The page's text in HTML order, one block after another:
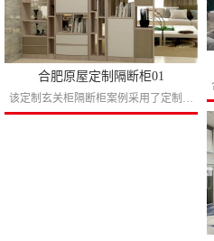
合肥原屋定制隔断柜01
该定制玄关柜隔断柜案例采用了定制家具通透的设计理念，不影响家里的整体通风效果，三色拼色的设计可以增加房屋的格调，摆放一点软装更一步彰显了业主高规格品味。...